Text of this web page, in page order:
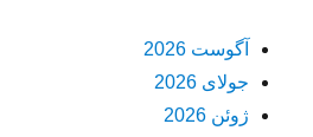
آگوست 2026
جولای 2026
ژوئن 2026